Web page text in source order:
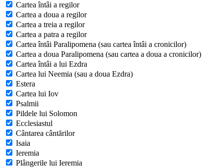
Cartea întâi a regilor
Cartea a doua a regilor
Cartea a treia a regilor
Cartea a patra a regilor
Cartea întâi Paralipomena (sau cartea întâi a cronicilor)
Cartea a doua Paralipomena (sau cartea a doua a cronicilor)
Cartea întâi a lui Ezdra
Cartea lui Neemia (sau a doua Ezdra)
Estera
Cartea lui Iov
Psalmii
Pildele lui Solomon
Ecclesiastul
Cântarea cântărilor
Isaia
Ieremia
Plângerile lui Ieremia